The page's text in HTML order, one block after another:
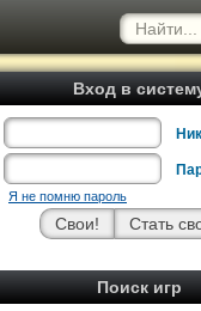
Вход в
Я не помню пароль
Поиск игр